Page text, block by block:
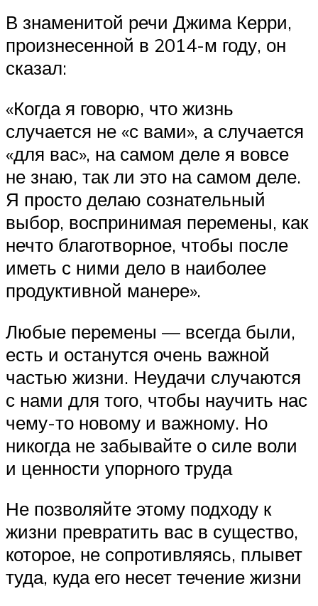
В знаменитой речи Джима Керри,
произнесенной в 2014-м году, он
сказал:
«Когда я говорю, что жизнь
случается не «с вами», а случается
«для вас», на самом деле я вовсе
не знаю, так ли это на самом деле.
Я просто делаю сознательный
выбор, воспринимая перемены, как
нечто благотворное, чтобы после
иметь с ними дело в наиболее
продуктивной манере».
Любые перемены — всегда были,
есть и останутся очень важной
частью жизни. Неудачи случаются
с нами для того, чтобы научить нас
чему-то новому и важному. Но
никогда не забывайте о силе воли
и ценности упорного труда
Не позволяйте этому подходу к
жизни превратить вас в существо,
которое, не сопротивляясь, плывет
туда, куда его несет течение жизни